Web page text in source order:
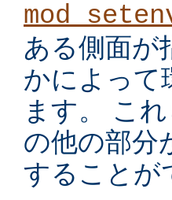
ある側面が
かによって
ます。 こ
の他の部分
することが